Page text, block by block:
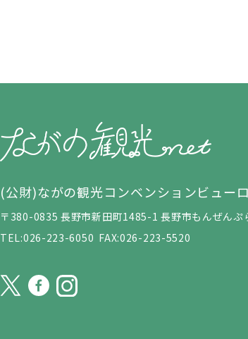
(公財)ながの観光コンベンションビュー
〒380-0835 長野市新田町1485-1 長野市もんぜんぷ
TEL:026-223-6050 FAX:026-223-5520